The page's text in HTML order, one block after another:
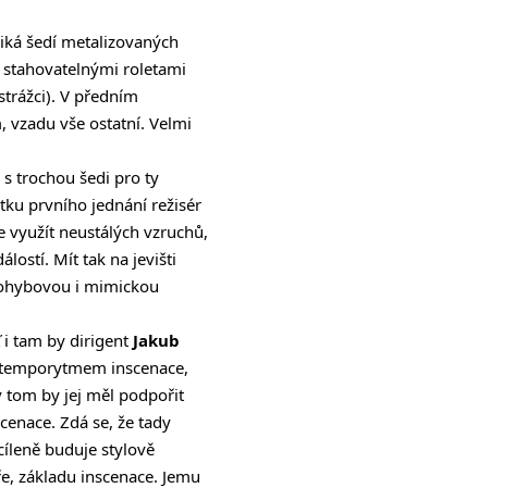
šedí metalizovaných
roletami
V předním
vzadu vše ostatní. Velmi
s trochou šedi pro ty
prvního jednání režisér
využít neustálých vzruchů,
Mít tak na jevišti
i mimickou
i tam by dirigent Jakub
inscenace,
tom by jej měl podpořit
Zdá se, že tady
buduje stylově
základu inscenace. Jemu